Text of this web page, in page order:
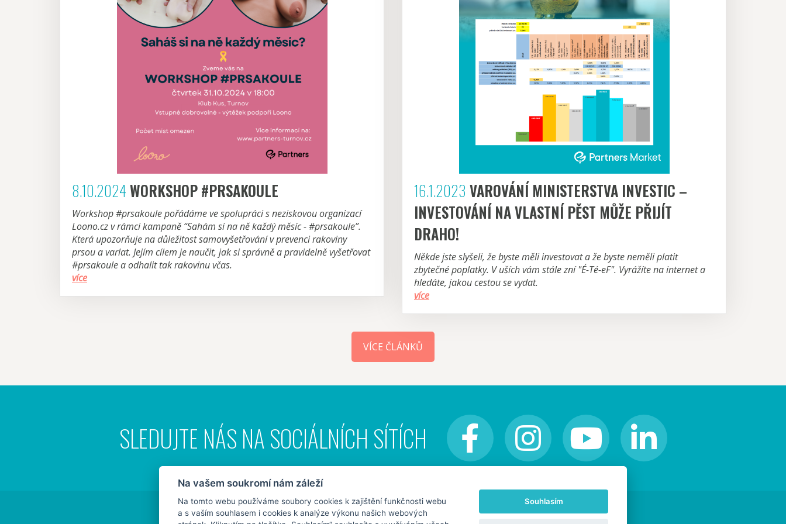
8.10.2024WORKSHOP #PRSAKOULE
Workshop #prsakoule pořádáme ve spolupráci s neziskovou organizací
Loono.cz v rámci kampaně “Sahám si na ně každý měsíc - #prsakoule”.
Která upozorňuje na důležitost samovyšetřování v prevenci rakoviny
prsou a varlat. Jejím cílem je naučit, jak si správně a pravidelně vyšetřovat
#prsakoule a odhalit tak rakovinu včas.
více
16.1.2023 VAROVÁNÍ MINISTERSTVA INVESTIC –
INVESTOVÁNÍ NA VLASTNÍ PĚST MŮŽE PŘIJÍT
DRAHO!
Někde jste slyšeli, že byste měli investovat a že byste neměli platit
zbytečné poplatky. V uších vám stále zní "É-Té-eF". Vyrážíte na internet a
hledáte, jakou cestou se vydat.
více
VÍCE ČLÁNKŮ
SLEDUJTE NÁS NA SOCIÁLNÍCH SÍTÍCH
Na vašem soukromí nám záleží
Na tomto webu používáme soubory cookies k zajištění funkčnosti webu
a s vaším souhlasem i cookies k analýze výkonu našich webových
Souhlasím